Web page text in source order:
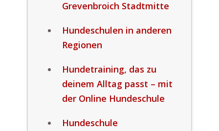
Grevenbroich Stadtmitte
Hundeschulen in anderen
Regionen
Hundetraining, das zu
deinem Alltag passt – mit
der Online Hundeschule
Hundeschule